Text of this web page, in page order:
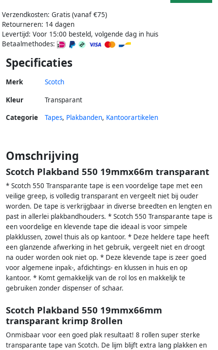
Verzendkosten: Gratis (vanaf €75)
Retourneren: 14 dagen
Levertijd: Voor 15:00 besteld, volgende dag in huis
Betaalmethodes:
Specificaties
Merk Scotch
Kleur
Transparant
Categorie
Tapes, Plakbanden, Kantoorartikelen
Omschrijving
Scotch Plakband 550 19mmx66m transparant
* Scotch 550 Transparante tape is een voordelige tape met een
veilige greep, is volledig transparant en vergeelt niet bij ouder
worden. De tape is verkrijgbaar in diverse breedten en lengten en
past in allerlei plakbandhouders. * Scotch 550 Transparante tape is
een voordelige en klevende tape die ideaal is voor simpele
plakklussen, zowel thuis als op kantoor. * Deze heldere tape heeft
een glanzende afwerking in het gebruik, vergeelt niet en droogt
na ouder worden ook niet op. * Deze klevende tape is zeer goed
voor algemene inpak-, afdichtings- en klussen in huis en op
kantoor. * Komt gemakkelijk van de rol los en makkelijk te
gebruiken zonder dispenser of schaar.
Scotch Plakband 550 19mmx66mm
transparant krimp 8rollen
Onmisbaar voor een goed plak resultaat! 8 rollen super sterke
transparante tape van Scotch. De lijm blijft extra lang plakken en